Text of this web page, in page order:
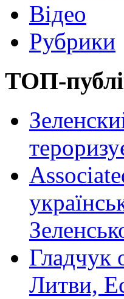
Відео
Рубрики
ТОП-
Гладчук
Литви,